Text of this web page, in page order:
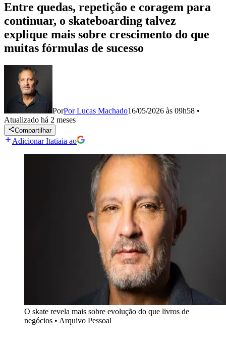
Entre quedas, repetição e coragem para
continuar, o skateboarding talvez
explique mais sobre crescimento do que
muitas fórmulas de sucesso
PorPor Lucas Machado16/05/2026 às 09h58 •
Atualizado há 2 meses
Compartilhar
Adicionar Itatiaia ao
O skate revela mais sobre evolução do que livros de
negócios • Arquivo Pessoal